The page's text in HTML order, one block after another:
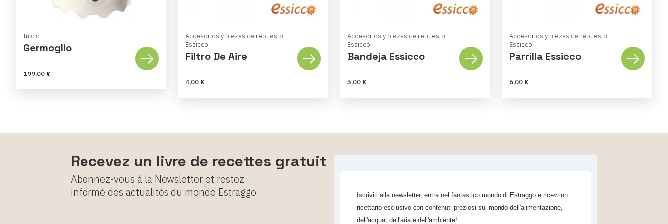
Inicio
Germoglio
199,00 €
Accesorios y piezas de repuesto
Essicco
Filtro De Aire
4,00 €
Accesorios y piezas de repuesto
Essicco
Bandeja Essicco
5,00 €
Accesorios y piezas de repuesto
Essicco
Parrilla Essicco
6,00 €
Recevez un livre de recettes gratuit
Abonnez-vous à la Newsletter et restez
informé des actualités du monde Estraggo
Iscriviti alla newsletter, entra nel fantastico mondo di Estraggo e ricevi un
ricettario esclusivo con contenuti preziosi sul mondo dell'alimentazione,
dell'acqua, dell'aria e dell'ambiente!